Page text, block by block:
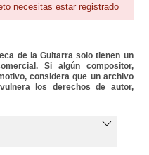
necesitas estar registrado
de la Guitarra solo tienen un
Si algún compositor,
considera que un archivo
los derechos de autor,